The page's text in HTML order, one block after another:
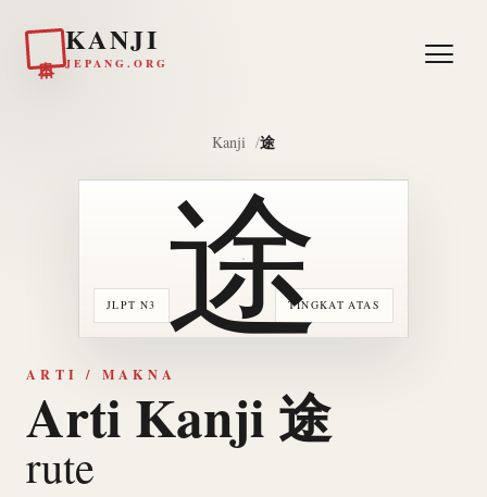
KANJI
JEPANG.ORG
Kanji 途
JLPT N3 TINGKAT ATAS
途
ARTI / MAKNA
Arti Kanji 途
rute